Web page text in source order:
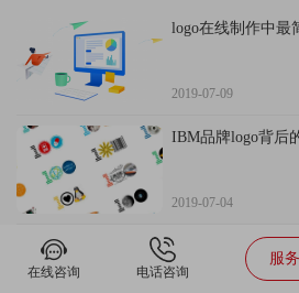
logo在线制作中最
2019-07-09
IBM品牌logo背后
2019-07-04
知名品牌古驰logo
在线咨询 电话咨询
服